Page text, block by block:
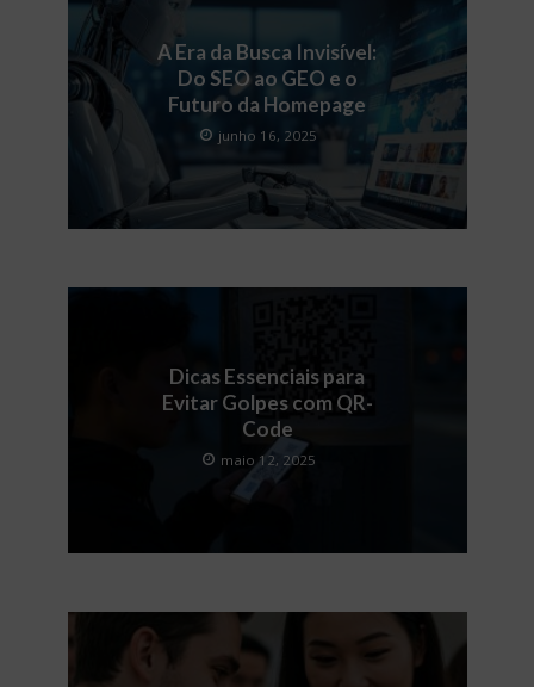
A Era da Busca Invisível:
Do SEO ao GEO e o
Futuro da Homepage
junho 16, 2025
Dicas Essenciais para
Evitar Golpes com QR-
Code
maio 12, 2025